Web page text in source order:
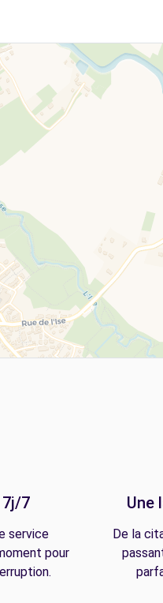
7
service
pour
Une
De la